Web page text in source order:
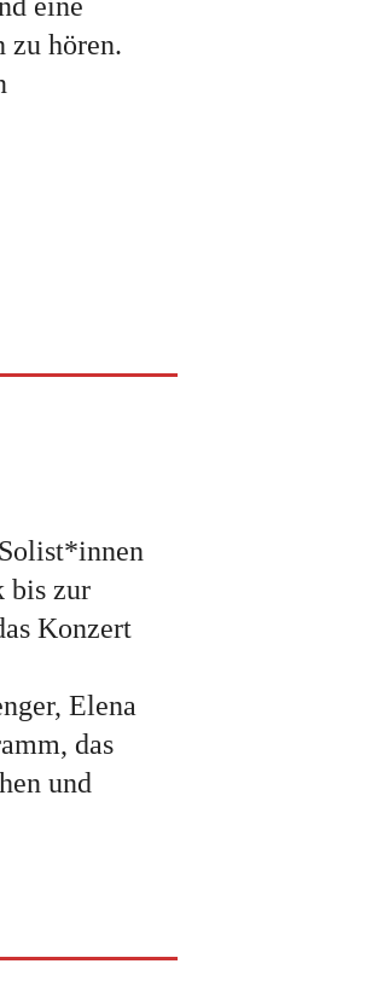
eine
zu hören.
bis zur
Konzert
Elena
das
und